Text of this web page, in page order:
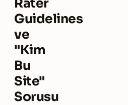
Rater
Guidelines
ve
"Kim
Bu
Site"
Sorusu